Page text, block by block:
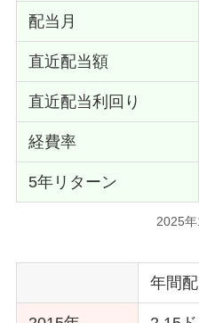
米国の高配当株式の
必需品、エネルギー
います
VYMは年に1度、銘
バランス)
度本当に大丈夫だろ
です
配当月
直近配当額
直近配当利回り
経費率
5年リターン
2025
年間